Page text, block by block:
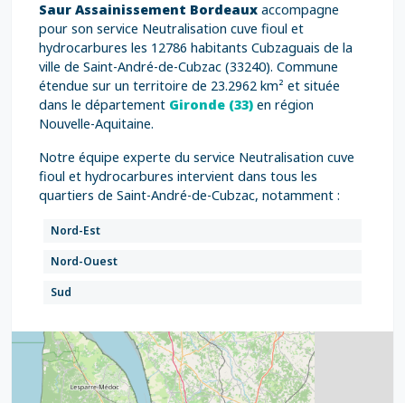
Saur Assainissement Bordeaux accompagne
pour son service Neutralisation cuve fioul et
hydrocarbures les 12786 habitants Cubzaguais de la
ville de Saint-André-de-Cubzac (33240). Commune
étendue sur un territoire de 23.2962 km² et située
dans le département Gironde (33) en région
Nouvelle-Aquitaine.
Notre équipe experte du service Neutralisation cuve
fioul et hydrocarbures intervient dans tous les
quartiers de Saint-André-de-Cubzac, notamment :
Nord-Est
Nord-Ouest
Sud